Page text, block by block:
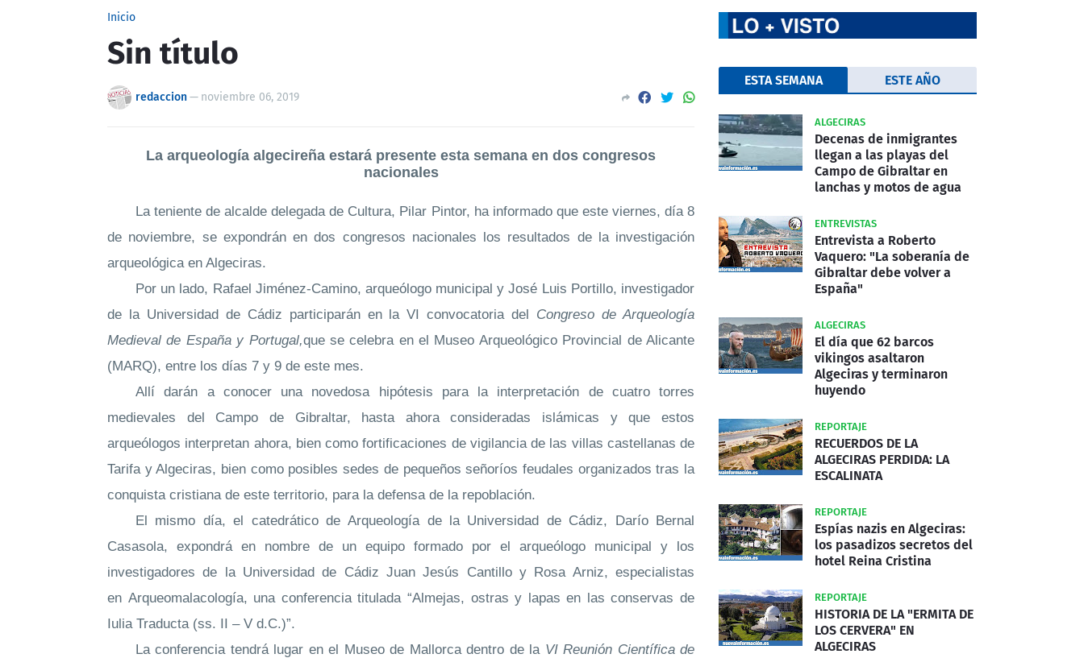
Inicio
Sin título
redaccion— noviembre 06, 2019
La arqueología algecireña estará presente esta semana en dos congresos
nacionales
Lateniente de alcalde delegada de Cultura, Pilar Pintor, ha informadoque este viernes, día 8
de noviembre, se expondrán en dos congresos nacionales los resultados de la investigación
arqueológica en Algeciras.
Por un lado, Rafael Jiménez-Camino, arqueólogo municipal y José Luis Portillo, investigador
de la Universidad de Cádiz participarán en la VI convocatoria del Congreso de Arqueología
Medieval de España y Portugal,que se celebra en el Museo Arqueológico Provincial de Alicante
(MARQ), entre los días 7 y 9 de este mes.
Allí darán a conocer una novedosa hipótesis para la interpretación de cuatro torres
medievales del Campo de Gibraltar, hasta ahora consideradas islámicas y que estos
arqueólogos interpretan ahora, bien como fortificaciones de vigilancia de las villas castellanas de
Tarifa y Algeciras, bien como posibles sedes de pequeños señoríos feudales organizados tras la
conquista cristiana de este territorio, para la defensa de la repoblación.
El mismo día, el catedrático deArqueología de la Universidad de Cádiz, Darío Bernal
Casasola, expondrá en nombre de un equipo formado por el arqueólogo municipal y los
investigadores de la Universidad de Cádiz Juan Jesús Cantillo y Rosa Arniz, especialistas
en Arqueomalacología, una conferencia titulada “Almejas, ostras y lapas en las conservas de
Iulia Traducta (ss. II – V d.C.)”.
La conferencia tendrá lugar en el Museo de Mallorca dentro de la VI Reunión Científica de
ESTA SEMANA ESTE AÑO
ALGECIRAS
Decenas de inmigrantes
llegan a las playas del
Campo de Gibraltar en
lanchas y motos de agua
ENTREVISTAS
Entrevista a Roberto
Vaquero: "La soberanía de
Gibraltar debe volver a
España"
ALGECIRAS
El día que 62 barcos
vikingos asaltaron
Algeciras y terminaron
huyendo
REPORTAJE
RECUERDOS DE LA
ALGECIRAS PERDIDA: LA
ESCALINATA
REPORTAJE
Espías nazis en Algeciras:
los pasadizos secretos del
hotel Reina Cristina
REPORTAJE
HISTORIA DE LA "ERMITA DE
LOS CERVERA" EN
ALGECIRAS